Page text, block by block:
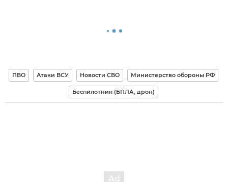
ПВО Атаки ВСУ Новости СВО Министерство обороны РФ
Беспилотник (БПЛА, дрон)